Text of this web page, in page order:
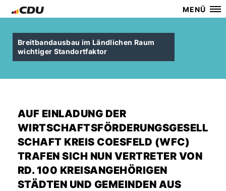
MENÜ
Breitbandausbau im Ländlichen Raum
wichtiger Standortfaktor
AUF EINLADUNG DER
WIRTSCHAFTSFÖRDERUNGSGESELL
SCHAFT KREIS COESFELD (WFC)
TRAFEN SICH NUN VERTRETER VON
RD. 100 KREISANGEHÖRIGEN
STÄDTEN UND GEMEINDEN AUS